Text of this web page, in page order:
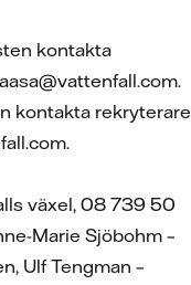
kontakta
kontakta rekryterare
växel, 08 739 50
Marie Sjöbohm –
Ulf Tengman –